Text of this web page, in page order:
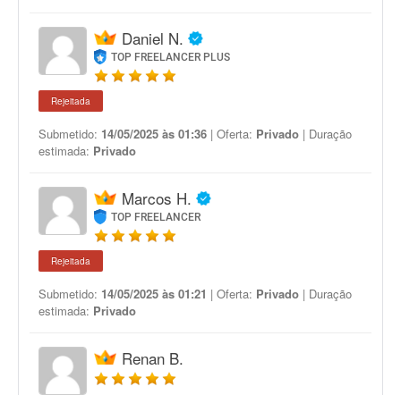
Daniel N.
TOP FREELANCER PLUS
Rejeitada
Submetido: 14/05/2025 às 01:36 | Oferta: Privado | Duração
estimada: Privado
Marcos H.
TOP FREELANCER
Rejeitada
Submetido: 14/05/2025 às 01:21 | Oferta: Privado | Duração
estimada: Privado
Renan B.